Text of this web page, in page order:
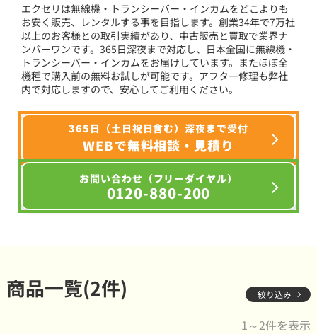
エクセリは無線機・トランシーバー・インカムをどこよりも
お安く販売、レンタルする事を目指します。創業34年で7万社
以上のお客様との取引実績があり、中古販売と買取で業界ナ
ンバーワンです。365日深夜まで対応し、日本全国に無線機・
トランシーバー・インカムをお届けしています。またほぼ全
機種で購入前の無料お試しが可能です。アフター修理も弊社
内で対応しますので、安心してご利用ください。
365日（土日祝日含む）深夜まで受付
WEBで無料相談・見積り
お問い合わせ（フリーダイヤル）
0120-880-200
商品一覧(2件) 絞り込み
1～2件を表示